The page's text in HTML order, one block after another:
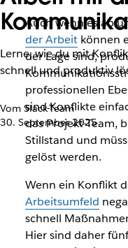
Lerne, wie du mit
schnell und produktiv
Vom Slack-Team
30. September 2025
Auch wenn es ab
der Arbeitkönnen
der Lage sind,
professionellen
sind Konflikte
das Projekt-Team,
Stillstand und
gelöst werden.
Wenn ein Konflikt
Arbeitsumfeld
schnell
Hier sind daher